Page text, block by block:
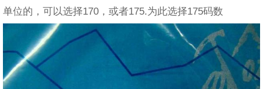
单位的，可以选择170，或者175.为此选择175码数